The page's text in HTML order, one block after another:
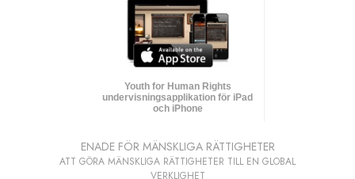
Youth for Human Rights
undervisnings­applikation för iPad
och iPhone
ENADE FÖR MÄNSKLIGA RÄTTIGHETER
ATT GÖRA MÄNSKLIGA RÄTTIGHETER TILL EN GLOBAL
VERKLIGHET